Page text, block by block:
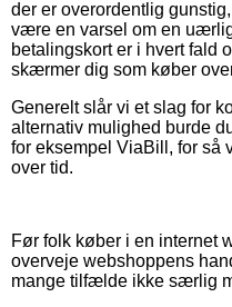
der er overordentlig
være en varsel om en
betalingskort er i hvert fald
skærmer dig som køber
Generelt slår vi et slag for
alternativ mulighed burde
for eksempel ViaBill, for så
over tid.
Før folk køber i en internet
overveje webshoppens
mange tilfælde ikke særlig